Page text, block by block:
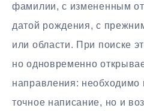
фамилии, с измененным
датой рождения, с
или области. При поиске
но одновременно
направления: необходимо
точное написание, но и